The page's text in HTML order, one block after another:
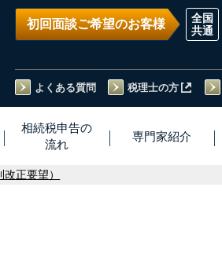
初回面談ご希望のお客様
よくある質問 税理士の方
相続税申告の
流れ
専門家紹介
正要望）